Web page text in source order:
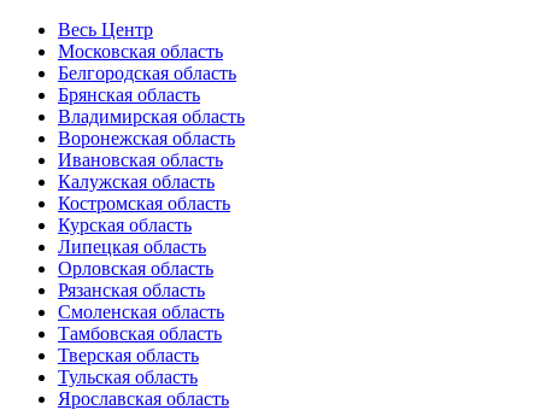
Весь Центр
Московская область
Белгородская область
Брянская область
Владимирская область
Воронежская область
Ивановская область
Калужская область
Костромская область
Курская область
Липецкая область
Орловская область
Рязанская область
Смоленская область
Тамбовская область
Тверская область
Тульская область
Ярославская область